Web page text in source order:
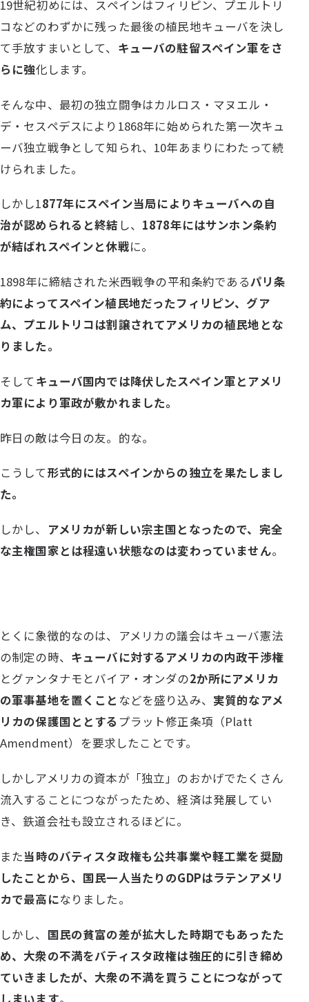
19世紀初めには、スペインはフィリピン、プエルトリ
コなどのわずかに残った最後の植民地キューバを決し
て手放すまいとして、 キューバの駐留スペイン軍をさ
らに強化します。
そんな中、最初の独立闘争はカルロス・マヌエル・
デ・セスペデスにより1868年に始められた第一次キュ
ーバ独立戦争として知られ、10年あまりにわたって続
けられました。
しかし1877年にスペイン当局によりキューバへの自
治が認められると終結 し、 1878年にはサンホン条約
が結ばれスペインと休戦に。
1898年に締結された米西戦争の平和条約であるパリ条
約によってスペイン植民地だったフィリピン、グア
ム、プエルトリコは割譲されてアメリカの植民地とな
りました。
そしてキューバ国内では降伏したスペイン軍とアメリ
カ軍により軍政が敷かれました。
昨日の敵は今日の友。的な。
こうして形式的にはスペインからの独立を果た しまし
た。
しかし、 アメリカが新しい宗主国となったので、完全
な主権国家とは程遠い状態なのは変わっていません。
とくに象徴的なのは、アメリカの議会はキューバ憲法
の制定の時、 キューバに対するアメリカの内政干渉権
とグァンタナモとバイア・オンダの2か所にアメリカ
の軍事基地を置くこと などを盛り込み、 実質的なアメ
リカの保護国ととする プラット修正条項（Platt
Amendment）を要求したことです。
しかしアメリカの資本が「独立」のおかげでたくさん
流入することにつながったため、経済は発展してい
き、鉄道会社も設立されるほどに。
また当時のバティスタ政権も公共事業や軽工業を奨励
したことから、国民一人当たりのGDPはラテンアメリ
カで最高になりました。
しかし、 国民の貧富の差が拡大した時期でもあったた
め、大衆の不満をバティスタ政権は強圧的に引き締め
ていきましたが、大衆の不満を買うことにつながって
しまいます。